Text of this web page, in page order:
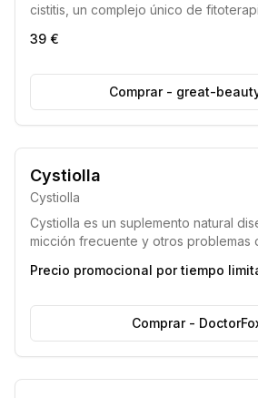
cistitis, un complejo único de
39 €
Comprar- great-
Clasificado como la principal
el año 2025.
Eficacia validada por importantes clínicas
Ministerio de Sanidad.
Cystiolla
Cystiolla
Cystiolla es un suplemento natural
micción frecuente y otros problemas
actuando eficazmente sin importar la
Precio promocional por tiempo
Comprar-